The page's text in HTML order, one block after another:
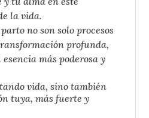
la vida.
no son solo procesos
profunda,
más poderosa y
vida, sino también
tuya, más fuerte y